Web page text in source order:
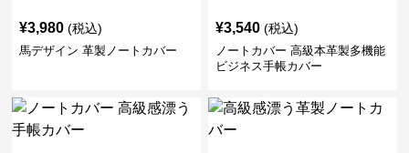
¥3,980 (税込)
馬デザイン 革製ノートカバー
¥3,540 (税込)
ノートカバー 高級本革製多機能
ビジネス手帳カバー